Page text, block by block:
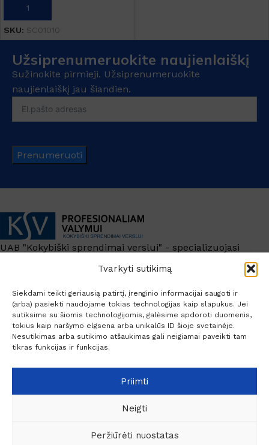
Tvarkyti sutikimą
Siekdami teikti geriausią patirtį, įrenginio informacijai saugoti ir
(arba) pasiekti naudojame tokias technologijas kaip slapukus. Jei
sutiksime su šiomis technologijomis, galėsime apdoroti duomenis,
tokius kaip naršymo elgsena arba unikalūs ID šioje svetainėje.
Nesutikimas arba sutikimo atšaukimas gali neigiamai paveikti tam
tikras funkcijas ir funkcijas.
Priimti
Neigti
Peržiūrėti nuostatas
Į KREPŠELĮ
SKU: SC01010
Užsiprenumeruokite naujienlaiškį
Sužinokite pirmieji. Užsiprenumeruokite
naujienlaiškį jau šiandien.
Prenumeruoti
UAB "Kokybiški sprendimai verslui" - specializuojasi
profesionalių koncentruotų cheminių valymo priemonių,
valymo įrankių bei valymo – plovimo įrangos prekyboje.
+370 6209 6445
info@ksv.lt
Naudinga
Socialiniai kontaktai
© 2026 Profesionaliam valymui.